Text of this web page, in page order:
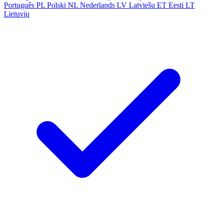
Português PL Polski NL Nederlands LV Latviešu ET Eesti LT
Lietuvių